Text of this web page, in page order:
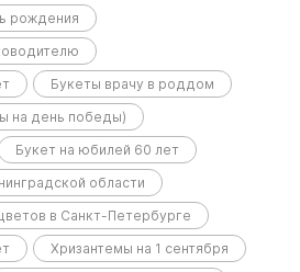
рождения
Букеты врачу в роддом
на день победы)
Букет на юбилей 60 лет
области
в Санкт-Петербурге
Хризантемы на 1 сентября